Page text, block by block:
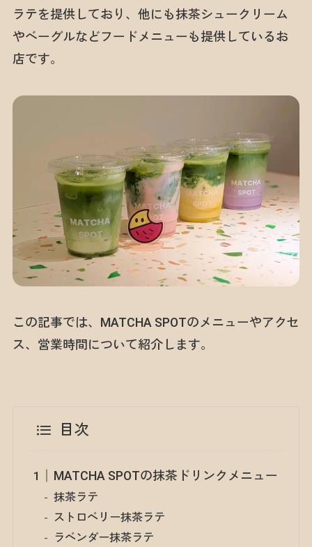
ラテを提供しており、他にも抹茶シュークリーム
やベーグルなどフードメニューも提供しているお
店です。
この記事では、MATCHA SPOTのメニューやアクセ
ス、営業時間について紹介します。
目次
MATCHA SPOTの抹茶ドリンクメニュー
抹茶ラテ
ストロベリー抹茶ラテ
ラベンダー抹茶ラテ